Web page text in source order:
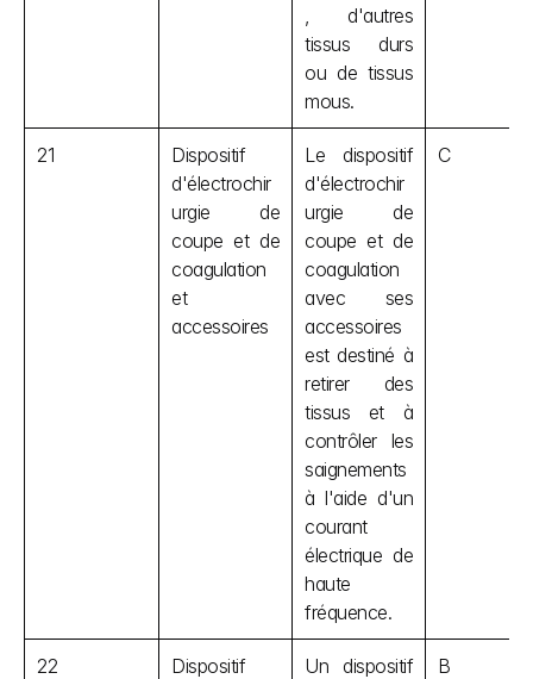
, d'autres
tissus durs
ou de tissus
mous.
21
Dispositif
d'électrochir
urgie de
coupe et de
coagulation
et
accessoires
Le dispositif
d'électrochir
urgie de
coupe et de
coagulation
avec ses
accessoires
est destiné à
retirer des
tissus et à
contrôler les
saignements
à l'aide d'un
courant
électrique de
haute
fréquence.
C
22
Dispositif
Un dispositif
B